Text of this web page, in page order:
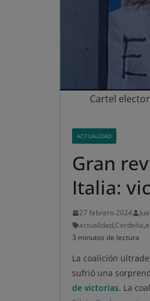
Cartel
ACTUALIDAD
Gran
Italia:
27 febrero 2024
actualidad,Cerdeña,
3 minutos de lectura
La coalición
sufrió una
de victorias. La